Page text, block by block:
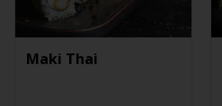
Maki Thai